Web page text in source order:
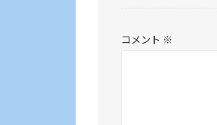
コメント ※